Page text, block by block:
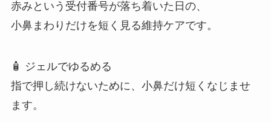
赤みという受付番号が落ち着いた日の、
小鼻まわりだけを短く見る維持ケアです。
🧴 ジェルでゆるめる
指で押し続けないために、小鼻だけ短くなじませ
ます。